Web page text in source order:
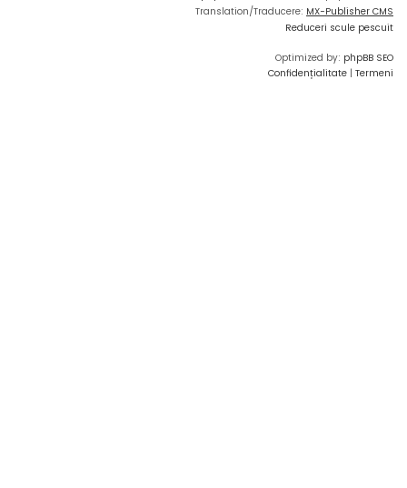
Translation/Traducere: MX-Publisher CMS
Reduceri scule pescuit
Optimized by: phpBB SEO
Confidențialitate | Termeni